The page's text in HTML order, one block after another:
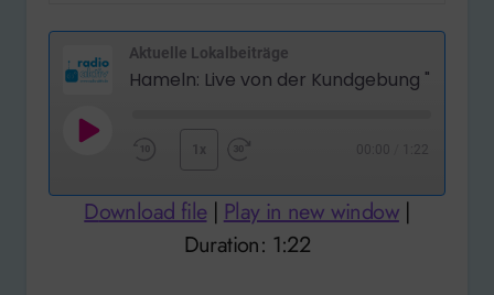
Aktuelle Lokalbeiträge
Play
10
Seconds
1x
Forward
00:00
Download file| Play in new window|
Duration: 1:22